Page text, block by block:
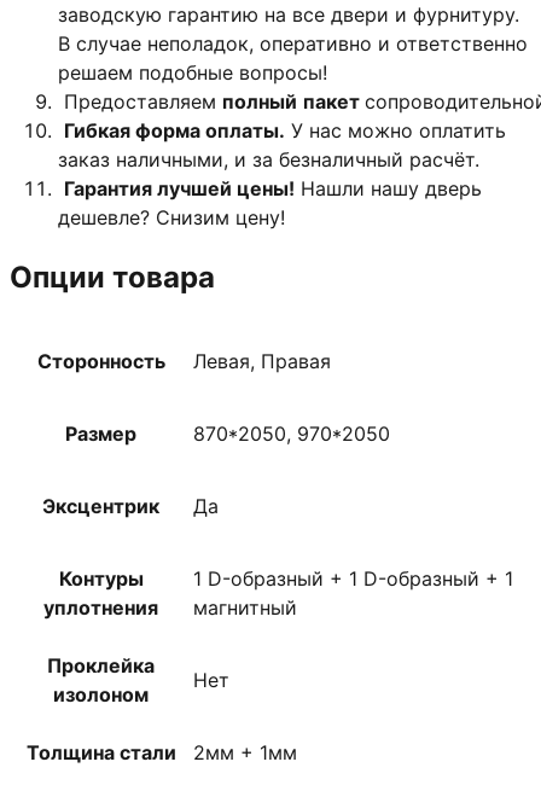
заводскую гарантию на все двери и фурнитуру.
В случае неполадок, оперативно и ответственно
решаем подобные вопросы!
Предоставляем полный пакет
Гибкая форма оплаты. У нас можно оплатить
заказ наличными, и за безналичный расчёт.
Гарантия лучшей цены! Нашли нашу дверь
дешевле? Снизим цену!
Опции товара
Сторонность Левая, Правая
Размер 870*2050, 970*2050
Эксцентрик Да
Контуры
уплотнения
1 D-образный + 1 D-образный + 1
магнитный
Проклейка
изолоном
Нет
Толщина стали 2мм + 1мм